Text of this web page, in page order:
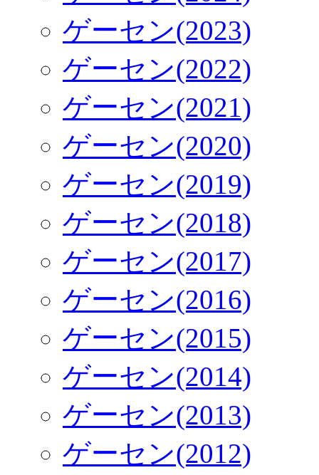
ゲーセン(2023)
ゲーセン(2022)
ゲーセン(2021)
ゲーセン(2020)
ゲーセン(2019)
ゲーセン(2018)
ゲーセン(2017)
ゲーセン(2016)
ゲーセン(2015)
ゲーセン(2014)
ゲーセン(2013)
ゲーセン(2012)